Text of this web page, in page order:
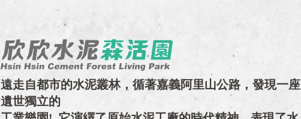
遠走自都市的水泥叢林，循著嘉義阿里山公路，發現一座
遺世獨立的